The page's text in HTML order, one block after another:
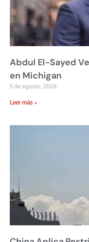
Abdul El-Sayed
en Michigan
5 de agosto, 2026
Leer más »